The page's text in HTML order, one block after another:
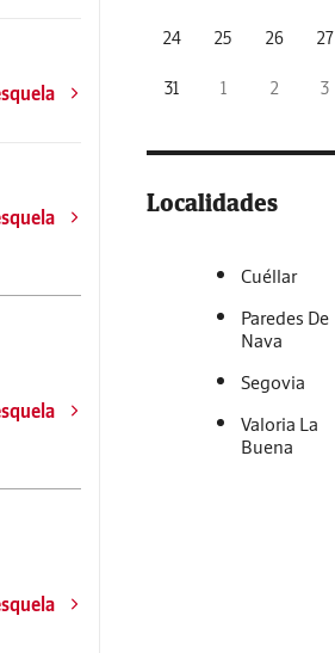
24 25 26 27
31 1 2 3
Localidades
Cuéllar
Paredes De
Nava
Segovia
Valoria La
Buena